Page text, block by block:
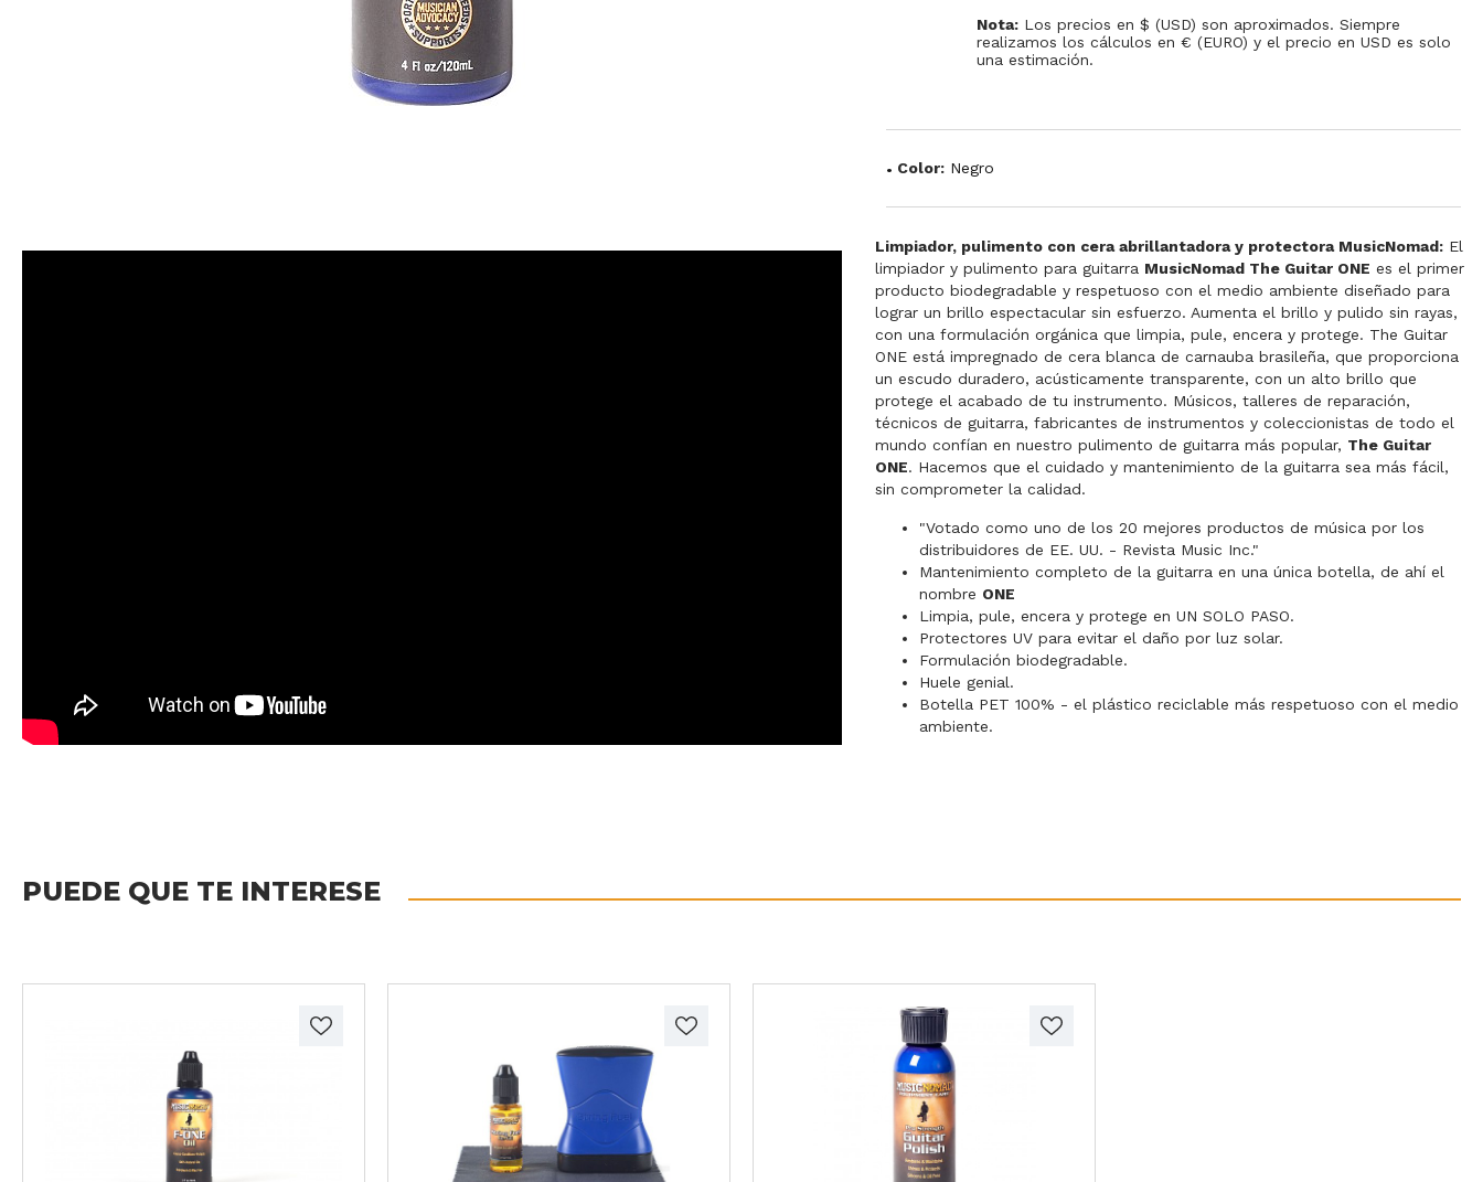
Nota: Los precios en $ (USD) son aproximados. Siempre
realizamos los cálculos en € (EURO) y el precio en USD es solo
una estimación.
Color: Negro
Limpiador, pulimento con cera abrillantadora y protectora MusicNomad: El
limpiador y pulimento para guitarra MusicNomad The Guitar ONE es el primer
producto biodegradable y respetuoso con el medio ambiente diseñado para
lograr un brillo espectacular sin esfuerzo. Aumenta el brillo y pulido sin rayas,
con una formulación orgánica que limpia, pule, encera y protege. The Guitar
ONE está impregnado de cera blanca de carnauba brasileña, que proporciona
un escudo duradero, acústicamente transparente, con un alto brillo que
protege el acabado de tu instrumento. Músicos, talleres de reparación,
técnicos de guitarra, fabricantes de instrumentos y coleccionistas de todo el
mundo confían en nuestro pulimento de guitarra más popular, The Guitar
ONE. Hacemos que el cuidado y mantenimiento de la guitarra sea más fácil,
sin comprometer la calidad.
"Votado como uno de los 20 mejores productos de música por los
distribuidores de EE. UU. - Revista Music Inc."
Mantenimiento completo de la guitarra en una única botella, de ahí el
nombre ONE
Limpia, pule, encera y protege en UN SOLO PASO.
Protectores UV para evitar el daño por luz solar.
Formulación biodegradable.
Huele genial.
Botella PET 100% - el plástico reciclable más respetuoso con el medio
ambiente.
PUEDE QUE TE INTERESE